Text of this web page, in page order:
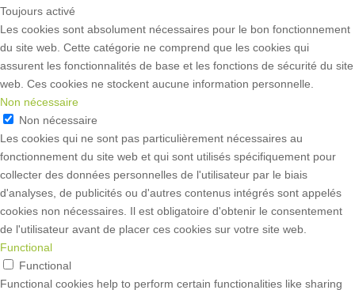
Toujours activé
Les cookies sont absolument nécessaires pour le bon fonctionnement
du site web. Cette catégorie ne comprend que les cookies qui
assurent les fonctionnalités de base et les fonctions de sécurité du site
web. Ces cookies ne stockent aucune information personnelle.
Non nécessaire
Non nécessaire
Les cookies qui ne sont pas particulièrement nécessaires au
fonctionnement du site web et qui sont utilisés spécifiquement pour
collecter des données personnelles de l'utilisateur par le biais
d'analyses, de publicités ou d'autres contenus intégrés sont appelés
cookies non nécessaires. Il est obligatoire d'obtenir le consentement
de l'utilisateur avant de placer ces cookies sur votre site web.
Functional
Functional
Functional cookies help to perform certain functionalities like sharing